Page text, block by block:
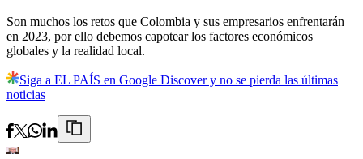
Son muchos los retos que Colombia y sus empresarios enfrentarán
en 2023, por ello debemos capotear los factores económicos
globales y la realidad local.
Siga a EL PAÍS en Google Discover y no se pierda las últimas
noticias